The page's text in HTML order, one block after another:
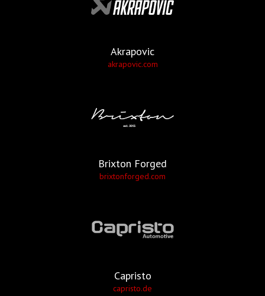
Akrapovic
akrapovic.com
Brixton Forged
brixtonforged.com
Capristo
capristo.de